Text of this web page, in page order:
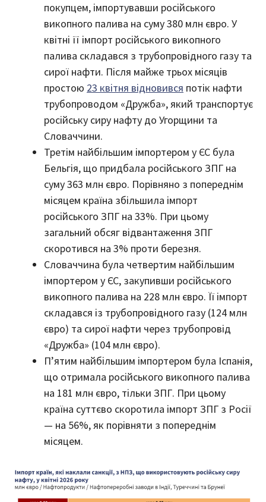
покупцем, імпортувавши російського
викопного палива на суму 380 млн євро. У
квітні її імпорт російського викопного
палива складався з трубопровідного газу та
сирої нафти. Після майже трьох місяців
простою 23 квітня відновився потік нафти
трубопроводом «Дружба», який транспортує
російську сиру нафту до Угорщини та
Словаччини.
Третім найбільшим імпортером у ЄС була
Бельгія, що придбала російського ЗПГ на
суму 363 млн євро. Порівняно з попереднім
місяцем країна збільшила імпорт
російського ЗПГ на 33%. При цьому
загальний обсяг відвантаження ЗПГ
скоротився на 3% проти березня.
Словаччина була четвертим найбільшим
імпортером у ЄС, закупивши російського
викопного палива на 228 млн євро. Її імпорт
складався із трубопровідного газу (124 млн
євро) та сирої нафти через трубопровід
«Дружба» (104 млн євро).
П’ятим найбільшим імпортером була Іспанія,
що отримала російського викопного палива
на 181 млн євро, тільки ЗПГ. При цьому
країна суттєво скоротила імпорт ЗПГ з Росії
— на 56%, як порівняти з попереднім
місяцем.